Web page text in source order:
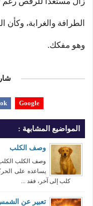
الطرافة والغرابة،
وهو مفكك.
Google
المواضيع المشابهة :
وصف الكلب
وصف الكلب
يساعده على
كلب إلى آخر، فقد ...
تعبير عن